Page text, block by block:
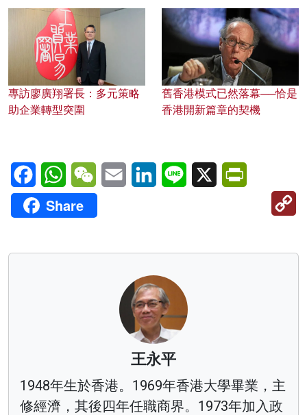
專訪廖廣翔署長：多元策略
助企業轉型突圍
舊香港模式已然落幕──恰是
香港開新篇章的契機
FacebookWhatsAppWeChatEmail LinkedInLine X
Share
王永平
1948年生於香港。1969年香港大學畢業，主
修經濟，其後四年任職商界。1973年加入政